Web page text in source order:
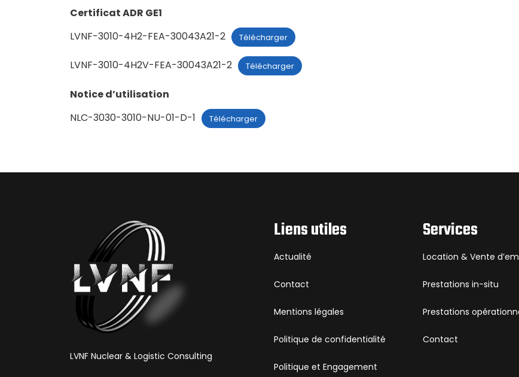
Certificat ADR GE1
LVNF-3010-4H2-FEA-30043A21-2
Télécharger
LVNF-3010-4H2V-FEA-30043A21-2 Télécharger
Notice d’utilisation
NLC-3030-3010-NU-01-D-1
Télécharger
LVNF Nuclear & Logistic Consulting
Liens utiles
Actualité
Contact
Mentions légales
Politique de confidentialité
Politique et Engagement
Services
Location & Vente
Prestations in-situ
Prestations
Contact